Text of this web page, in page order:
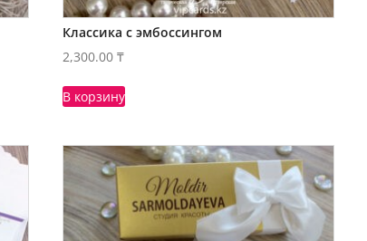
Классика с эмбоссингом
2,300.00₸
В корзину